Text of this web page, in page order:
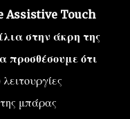
Assistive Touch
στην άκρη της
προσθέσουμε ότι
μπάρας